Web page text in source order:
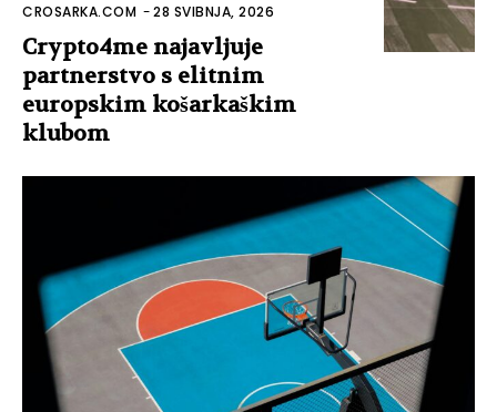
CROSARKA.COM -28 SVIBNJA, 2026
Crypto4me najavljuje
partnerstvo s elitnim
europskim košarkaškim
klubom